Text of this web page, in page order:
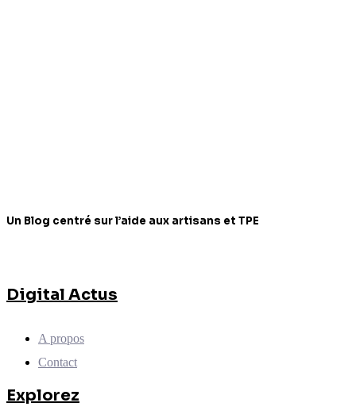
Un Blog centré sur l’aide aux artisans et TPE
Digital Actus
A propos
Contact
Explorez